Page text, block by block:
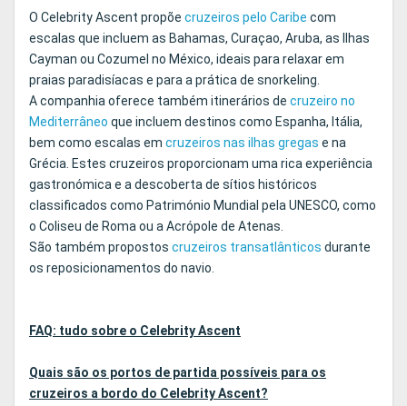
O Celebrity Ascent propõe cruzeiros pelo Caribe com
escalas que incluem as Bahamas, Curaçao, Aruba, as Ilhas
Cayman ou Cozumel no México, ideais para relaxar em
praias paradisíacas e para a prática de snorkeling.
A companhia oferece também itinerários de cruzeiro no
Mediterrâneo que incluem destinos como Espanha, Itália,
bem como escalas em cruzeiros nas ilhas gregas e na
Grécia. Estes cruzeiros proporcionam uma rica experiência
gastronómica e a descoberta de sítios históricos
classificados como Património Mundial pela UNESCO, como
o Coliseu de Roma ou a Acrópole de Atenas.
São também propostos cruzeiros transatlânticos durante
os reposicionamentos do navio.
FAQ: tudo sobre o Celebrity Ascent
Quais são os portos de partida possíveis para os
cruzeiros a bordo do Celebrity Ascent?